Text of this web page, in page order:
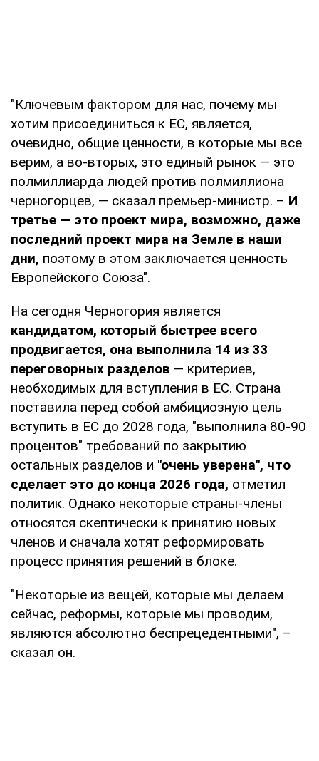
"Ключевым фактором для нас, почему мы
хотим присоединиться к ЕС, является,
очевидно, общие ценности, в которые мы все
верим, а во-вторых, это единый рынок — это
полмиллиарда людей против полмиллиона
черногорцев, — сказал премьер-министр. – И
третье — это проект мира, возможно, даже
последний проект мира на Земле в наши
дни, поэтому в этом заключается ценность
Европейского Союза".
На сегодня Черногория является
кандидатом, который быстрее всего
продвигается, она выполнила 14 из 33
переговорных разделов — критериев,
необходимых для вступления в ЕС. Страна
поставила перед собой амбициозную цель
вступить в ЕС до 2028 года, "выполнила 80-90
процентов" требований по закрытию
остальных разделов и "очень уверена", что
сделает это до конца 2026 года, отметил
политик. Однако некоторые страны-члены
относятся скептически к принятию новых
членов и сначала хотят реформировать
процесс принятия решений в блоке.
"Некоторые из вещей, которые мы делаем
сейчас, реформы, которые мы проводим,
являются абсолютно беспрецедентными", –
сказал он.